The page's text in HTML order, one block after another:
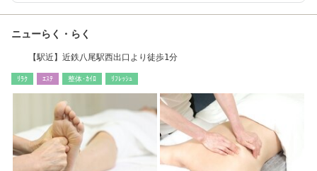
ニューらく・らく
【駅近】近鉄八尾駅西出口より徒歩1分
ﾘﾗｸ ｴｽﾃ 整体･ｶｲﾛ ﾘﾌﾚｯｼｭ